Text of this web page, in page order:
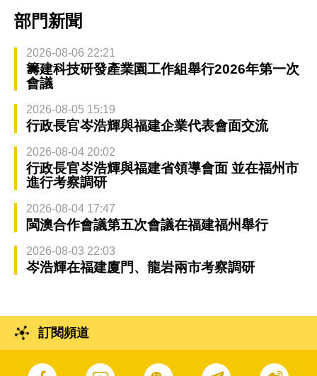
部門新聞
2026-08-06 22:21
籌建科技研發產業園工作組舉行2026年第一次
會議
2026-08-05 15:19
行政長官岑浩輝與福建企業代表會面交流
2026-08-04 20:02
行政長官岑浩輝與福建省領導會面 並在福州市
進行考察調研
2026-08-04 17:47
閩澳合作會議第五次會議在福建福州舉行
2026-08-03 22:03
岑浩輝在福建廈門、龍岩兩市考察調研
訂閱頻道